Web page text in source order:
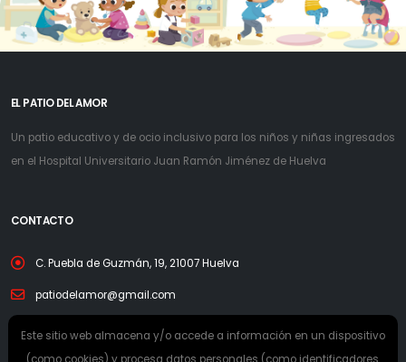
EL PATIO DEL AMOR
Un patio educativo y de ocio inclusivo para los niños y niñas ingresados
en el Hospital Universitario Juan Ramón Jiménez de Huelva
CONTACTO
C. Puebla de Guzmán, 19, 21007 Huelva
patiodelamor@gmail.com
Este sitio web almacena y/o accede a información en un dispositivo